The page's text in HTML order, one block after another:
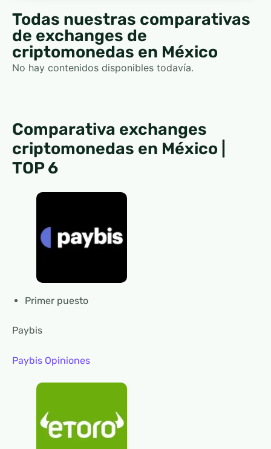
Todas nuestras comparativas
de exchanges de
criptomonedas en México
No hay contenidos disponibles todavía.
Comparativa exchanges
criptomonedas en México |
TOP 6
Primer puesto
Paybis
Paybis Opiniones